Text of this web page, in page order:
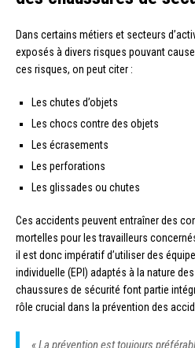
Dans certains métiers et secteurs
exposés à divers risques pouvant
ces risques, on peut citer :
Les chutes d’objets
Les chocs contre des objets
Les écrasements
Les perforations
Les glissades ou chutes
Ces accidents peuvent entraîner des
mortelles pour les travailleurs
il est donc impératif d’utiliser des
individuelle (EPI) adaptés à la nature
chaussures de sécurité font partie
rôle crucial dans la prévention des
« La prévention est toujours